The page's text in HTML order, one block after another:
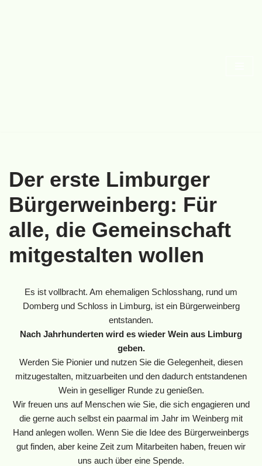
Der erste Limburger
Bürgerweinberg: Für
alle, die Gemeinschaft
mitgestalten wollen
Es ist vollbracht. Am ehemaligen Schlosshang, rund um
Domberg und Schloss in Limburg, ist ein Bürgerweinberg
entstanden.
Nach Jahrhunderten wird es wieder Wein aus Limburg
geben.
Werden Sie Pionier und nutzen Sie die Gelegenheit, diesen
mitzugestalten, mitzuarbeiten und den dadurch entstandenen
Wein in geselliger Runde zu genießen.
Wir freuen uns auf Menschen wie Sie, die sich engagieren und
die gerne auch selbst ein paarmal im Jahr im Weinberg mit
Hand anlegen wollen. Wenn Sie die Idee des Bürgerweinbergs
gut finden, aber keine Zeit zum Mitarbeiten haben, freuen wir
uns auch über eine Spende.